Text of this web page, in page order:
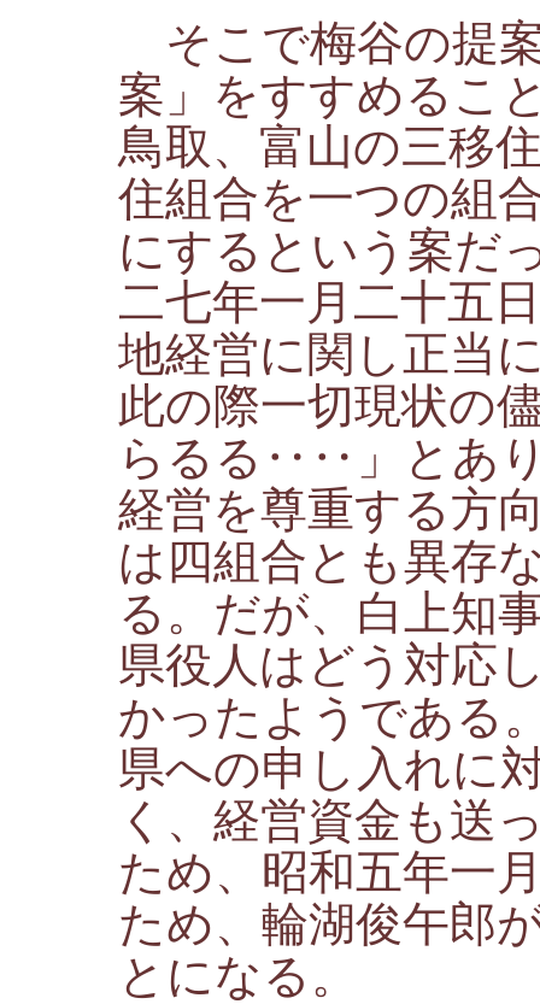
そこで梅谷の提
案」をすすめるこ
鳥取、富山の三移
住組合を一つの組
にするという案だ
二七年一月二十五
地経営に関し正当
此の際一切現状の
らるる‥‥」とあ
経営を尊重する方
は四組合とも異存
る。だが、白上知
県役人はどう対応
かったようである
県への申し入れに
く、経営資金も送
ため、昭和五年一
ため、輪湖俊午郎
とになる。